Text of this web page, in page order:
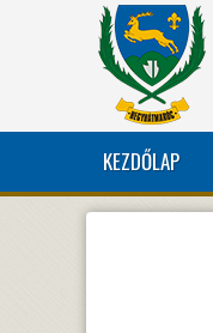
KEZDŐLAP